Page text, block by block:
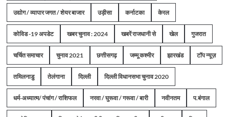
उद्योग / व्यापार जगत / शेयर बाजार उड़ीसा कर्नाटका केरल
कोविड -19 अपडेट खबर चुनाव : 2024 खबरें राजधानी से खेल गुजरात
चर्चित समाचार चुनाव 2021 छत्तीसगढ़ जम्मू कश्मीर झारखंड टॉप न्यूज़
तमिलनाडु तेलंगाना दिल्ली दिल्ली विधानसभा चुनाव 2020
धर्म-अध्यात्म/ पंचांग / राशिफल नरवा / घुरूवा / गरूवा / बारी नवीनतम प.बंगाल